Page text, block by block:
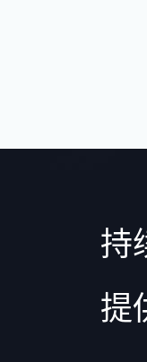
持
提